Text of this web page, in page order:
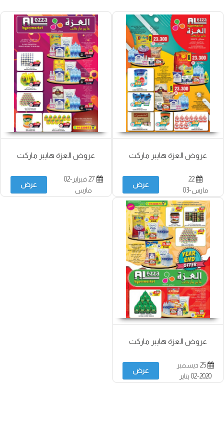
عروض العزة هايبر ماركت
22
مارس-03
أبريل
عرض
عروض العزة هايبر ماركت
27 فبراير-02
مارس
عرض
عروض العزة هايبر ماركت
25 ديسمبر
2020-02 يناير
عرض